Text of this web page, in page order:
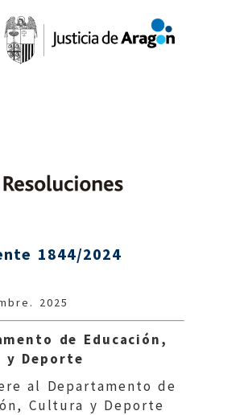
1844/2024
2025
de Educación,
y Deporte
al Departamento de
Cultura y Deporte